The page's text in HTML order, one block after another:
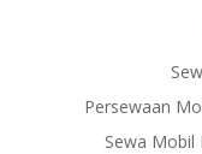
Persewaan
Sewa Mobil